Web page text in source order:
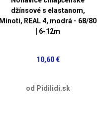
džínsové s elastanom,
Minoti, REAL 4, modrá - 68/80
| 6-12m
10,60 €
od Pidilidi.sk